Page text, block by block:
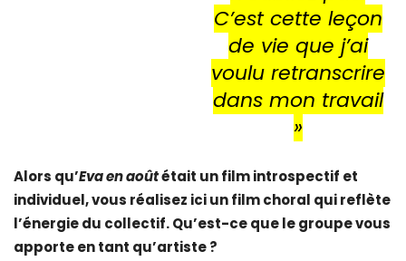
C’est cette leçon
de vie que j’ai
voulu retranscrire
dans mon travail
»
Alors qu’Eva en aoûtétait un film introspectif et
individuel, vous réalisez ici un film choral qui reflète
l’énergie du collectif. Qu’est-ce que le groupe vous
apporte en tant qu’artiste ?